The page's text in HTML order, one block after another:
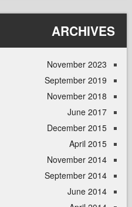
November
September
November
June
December
April
November
September
June